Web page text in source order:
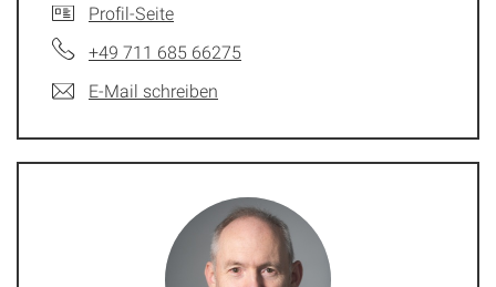
Profil-Seite
+49 711 685 66275
E-Mail schreiben